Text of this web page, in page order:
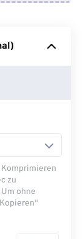
Komprimieren
zu
ohne